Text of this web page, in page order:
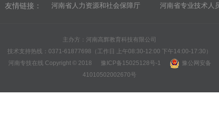
友情链接： 河南省人力资源和社会保障厅 河南省专业技术人
主办方：河南高辉教育科技有限公司
技术支持热线：0371-61877698（工作日 上午08:30-12:00 下午14:00-17:30）
河南专技在线 Copyright © 2018
豫ICP备15025128号-1
豫公网安备
41010502002670号